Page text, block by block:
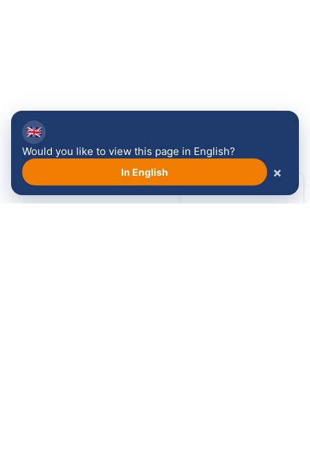
🇬🇧
Would you like to view this page in English?
In English ×